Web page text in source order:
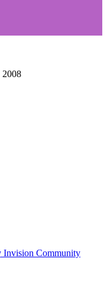
2008
Invision Community